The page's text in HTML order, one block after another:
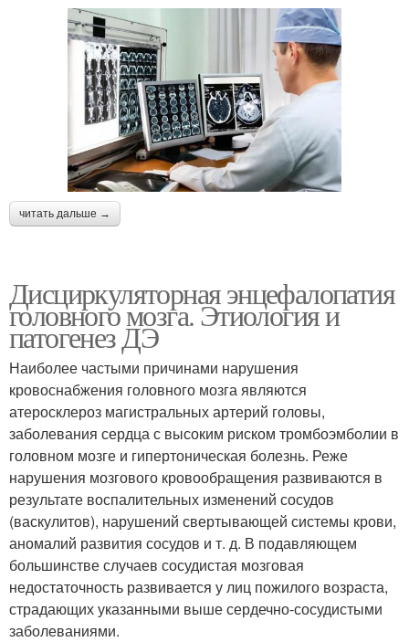
читать дальше →
Дисциркуляторная энцефалопатия
головного мозга. Этиология и
патогенез ДЭ
Наиболее частыми причинами нарушения
кровоснабжения головного мозга являются
атеросклероз магистральных артерий головы,
заболевания сердца с высоким риском тромбоэмболии в
головном мозге и гипертоническая болезнь. Реже
нарушения мозгового кровообращения развиваются в
результате воспалительных изменений сосудов
(васкулитов), нарушений свертывающей системы крови,
аномалий развития сосудов и т. д. В подавляющем
большинстве случаев сосудистая мозговая
недостаточность развивается у лиц пожилого возраста,
страдающих указанными выше сердечно-сосудистыми
заболеваниями.